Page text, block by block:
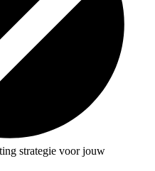
strategie voor jouw